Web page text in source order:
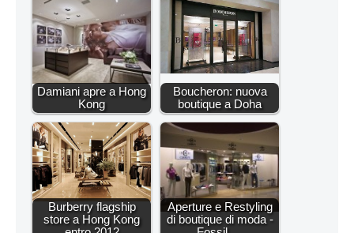
Damiani apre a Hong
Kong
Boucheron: nuova
boutique a Doha
Burberry flagship
store a Hong Kong
Aperture e Restyling
di boutique di moda -